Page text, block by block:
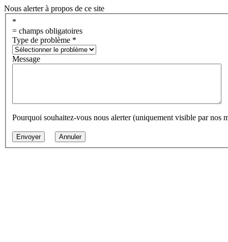
Nous alerter à propos de ce site
*
= champs obligatoires
Type de problème *
Message
Pourquoi souhaitez-vous nous alerter (uniquement visible par nos